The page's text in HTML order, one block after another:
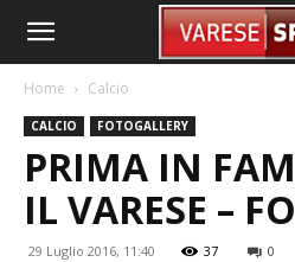
Home Calcio
CALCIO FOTOGALLERY
PRIMA IN
IL VARESE –
29 Luglio 2016, 11:40 37 0